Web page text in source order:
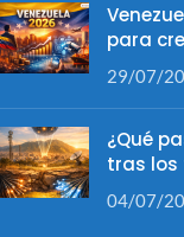
para
29/07/
¿Qué
tras los
04/07/